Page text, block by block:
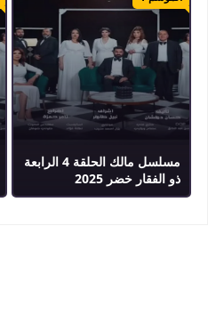
مسلسل مالك الحلقة 4 الرابعة
ذو الفقار خضر 2025